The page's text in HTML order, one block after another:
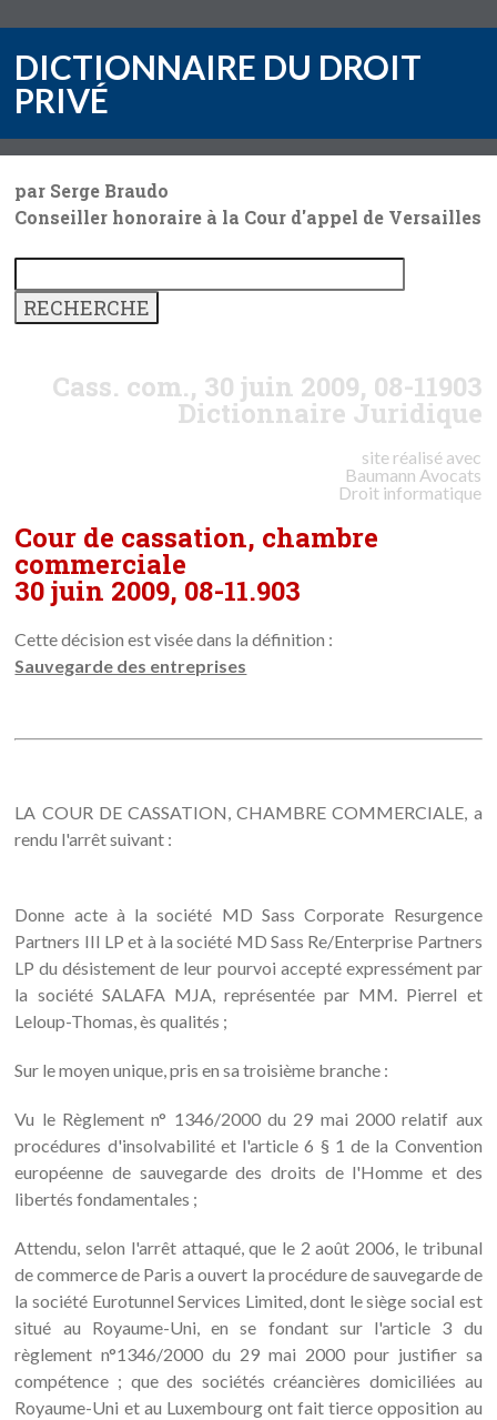
DICTIONNAIRE DU DROIT
PRIVÉ
par Serge Braudo
Conseiller honoraire à la Cour d'appel de Versailles
Cass. com., 30 juin 2009, 08-11903
Dictionnaire Juridique
site réalisé avec
Baumann Avocats
Droit informatique
Cour de cassation, chambre
commerciale
30 juin 2009, 08-11.903
Cette décision est visée dans la définition :
Sauvegarde des entreprises
LA COUR DE CASSATION, CHAMBRE COMMERCIALE, a
rendu l'arrêt suivant :
Donne acte à la société MD Sass Corporate Resurgence
Partners III LP et à la société MD Sass Re/Enterprise Partners
LP du désistement de leur pourvoi accepté expressément par
la société SALAFA MJA, représentée par MM. Pierrel et
Leloup-Thomas, ès qualités ;
Sur le moyen unique, pris en sa troisième branche :
Vu le Règlement n° 1346/2000 du 29 mai 2000 relatif aux
procédures d'insolvabilité et l'article 6 § 1 de la Convention
européenne de sauvegarde des droits de l'Homme et des
libertés fondamentales ;
Attendu, selon l'arrêt attaqué, que le 2 août 2006, le tribunal
de commerce de Paris a ouvert la procédure de sauvegarde de
la société Eurotunnel Services Limited, dont le siège social est
situé au Royaume-Uni, en se fondant sur l'article 3 du
règlement n°1346/2000 du 29 mai 2000 pour justifier sa
compétence ; que des sociétés créancières domiciliées au
Royaume-Uni et au Luxembourg ont fait tierce opposition au